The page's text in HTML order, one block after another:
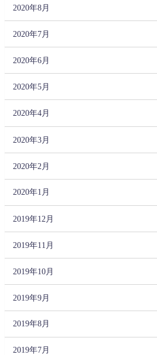
2020年8月
2020年7月
2020年6月
2020年5月
2020年4月
2020年3月
2020年2月
2020年1月
2019年12月
2019年11月
2019年10月
2019年9月
2019年8月
2019年7月